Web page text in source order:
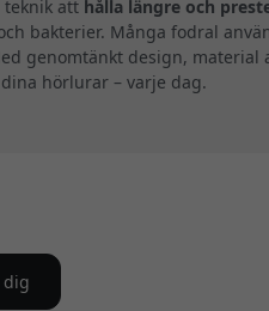
att hålla längre och
bakterier. Många fodral
genomtänkt design, material
hörlurar – varje dag.
dig